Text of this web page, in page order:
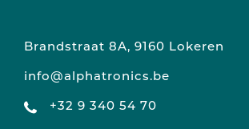
Brandstraat 8A, 9160 Lokeren
info@alphatronics.be
+32 9 340 54 70